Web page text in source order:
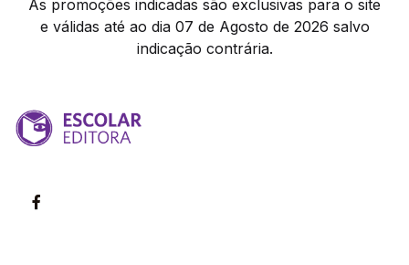
As promoções indicadas são exclusivas para o site
e válidas até ao dia 07 de Agosto de 2026 salvo
indicação contrária.